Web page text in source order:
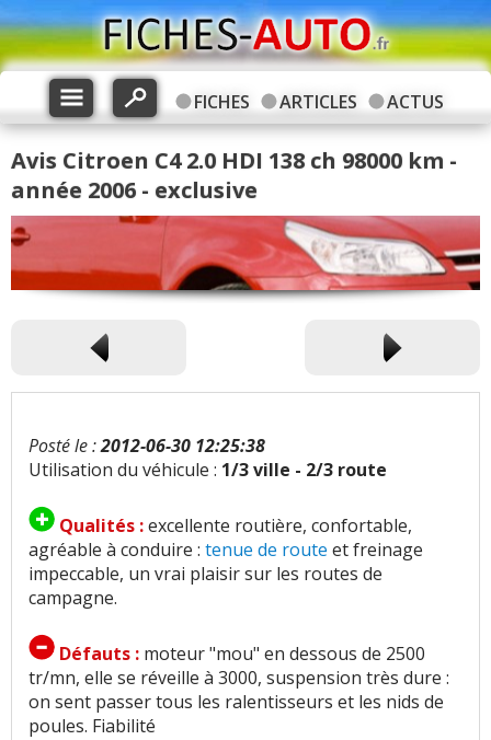
FICHES ARTICLES ACTUS
Avis Citroen C4 2.0 HDI 138 ch 98000 km -
année 2006 - exclusive
Posté le :2012-06-30 12:25:38
Utilisation du véhicule : 1/3 ville - 2/3 route
Qualités :excellente routière, confortable,
agréable à conduire : tenue de route et freinage
impeccable, un vrai plaisir sur les routes de
campagne.
Défauts : moteur "mou" en dessous de 2500
tr/mn, elle se réveille à 3000, suspension très dure :
on sent passer tous les ralentisseurs et les nids de
poules. Fiabilité